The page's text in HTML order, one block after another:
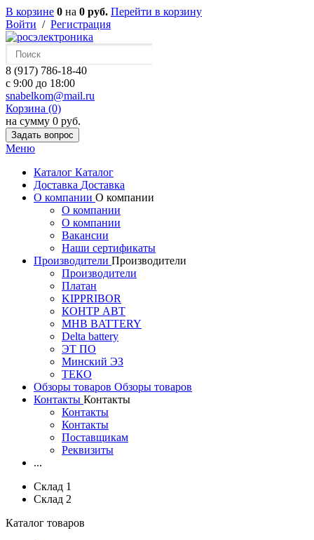
В корзине 0 на 0 руб. Перейти в корзину
Войти / Регистрация
8 (917) 786-18-40
c 9:00 до 18:00
snabelkom@mail.ru
Корзина (0)
на сумму 0 руб.
Задать вопрос
Меню
Каталог Каталог
Доставка Доставка
О компании О компании
О компании
О компании
Вакансии
Наши сертификаты
Производители Производители
Производители
Платан
KIPPRIBOR
КОНТР АВТ
MHB BATTERY
Delta battery
ЭT ПО
Минский ЭЗ
ТЕКО
Обзоры товаров Обзоры товаров
Контакты Контакты
Контакты
Контакты
Поставщикам
Реквизиты
...
Склад 1
Склад 2
Каталог товаров